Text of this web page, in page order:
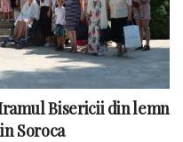
Bisericii din lemn
Soroca